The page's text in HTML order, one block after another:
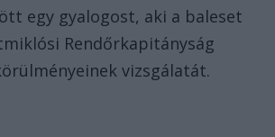
egy gyalogost, aki a baleset
Rendőrkapitányság
vizsgálatát.